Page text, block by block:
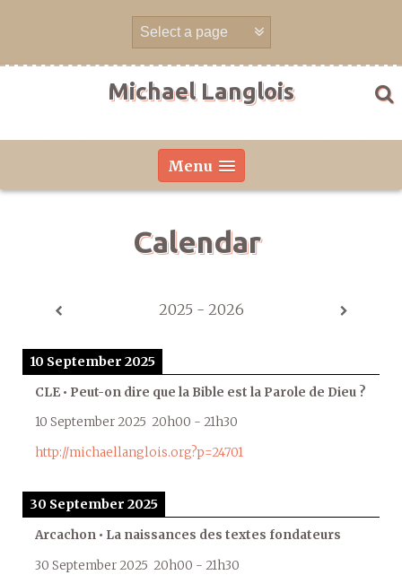
Michael Langlois
Menu
Calendar
2025 - 2026
10 September 2025
CLE • Peut-on dire que la Bible est la Parole de Dieu ?
10 September 2025 20h00 - 21h30
http://michaellanglois.org?p=24701
30 September 2025
Arcachon • La naissances des textes fondateurs
30 September 2025 20h00 - 21h30